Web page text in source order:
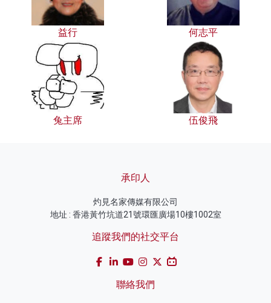
益行 何志平
兔主席 伍俊飛
承印人
灼見名家傳媒有限公司
地址 : 香港黃竹坑道21號環匯廣場10樓1002室
追蹤我們的社交平台
聯絡我們